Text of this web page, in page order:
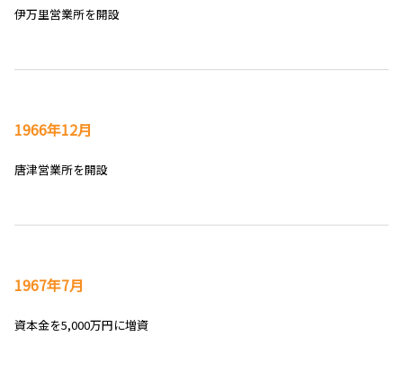
伊万里営業所を開設
1966年12月
唐津営業所を開設
1967年7月
資本金を5,000万円に増資